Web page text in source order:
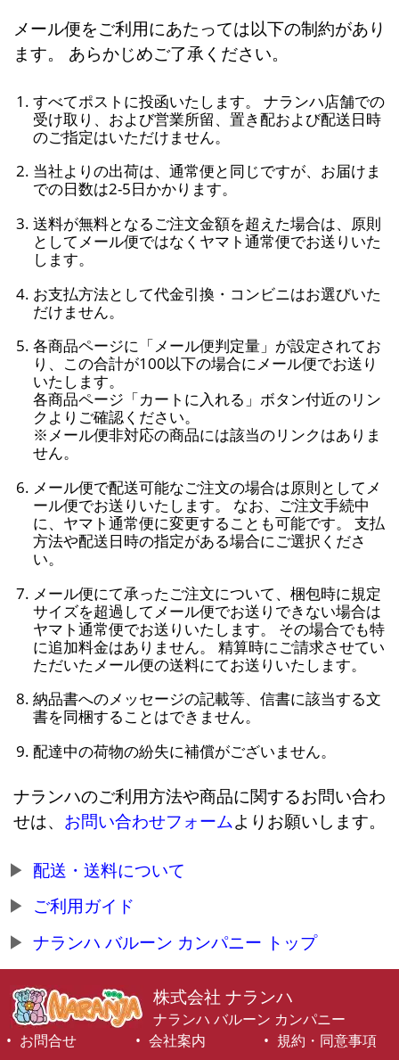
メール便をご利用にあたっては以下の制約があり
ます。 あらかじめご了承ください。
すべてポストに投函いたします。 ナランハ店舗での
受け取り、および営業所留、置き配および配送日時
のご指定はいただけません。
当社よりの出荷は、通常便と同じですが、お届けま
での日数は2-5日かかります。
送料が無料となるご注文金額を超えた場合は、原則
としてメール便ではなくヤマト通常便でお送りいた
します。
お支払方法として代金引換・コンビニはお選びいた
だけません。
各商品ページに「メール便判定量」が設定されてお
り、この合計が100以下の場合にメール便でお送り
いたします。
各商品ページ「カートに入れる」ボタン付近のリン
クよりご確認ください。
※メール便非対応の商品には該当のリンクはありま
せん。
メール便で配送可能なご注文の場合は原則としてメ
ール便でお送りいたします。 なお、ご注文手続中
に、ヤマト通常便に変更することも可能です。 支払
方法や配送日時の指定がある場合にご選択くださ
い。
メール便にて承ったご注文について、梱包時に規定
サイズを超過してメール便でお送りできない場合は
ヤマト通常便でお送りいたします。 その場合でも特
に追加料金はありません。 精算時にご請求させてい
ただいたメール便の送料にてお送りいたします。
納品書へのメッセージの記載等、信書に該当する文
書を同梱することはできません。
配達中の荷物の紛失に補償がございません。
ナランハのご利用方法や商品に関するお問い合わ
せは、 お問い合わせフォームよりお願いします。
配送・送料について
ご利用ガイド
ナランハ バルーン カンパニー トップ
株式会社 ナランハ
ナランハ バルーン カンパニー
お問合せ
会社案内 規約・同意事項